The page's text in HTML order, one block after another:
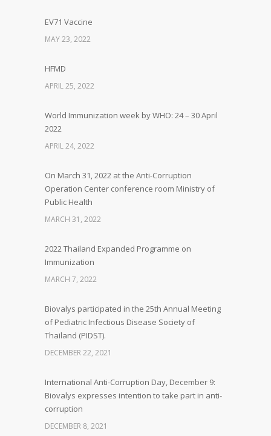
EV71 Vaccine
MAY 23, 2022
HFMD
APRIL 25, 2022
World Immunization week by WHO: 24 – 30 April
2022
APRIL 24, 2022
On March 31, 2022 at the Anti-Corruption
Operation Center conference room Ministry of
Public Health
MARCH 31, 2022
2022 Thailand Expanded Programme on
Immunization
MARCH 7, 2022
Biovalys participated in the 25th Annual Meeting
of Pediatric Infectious Disease Society of
Thailand (PIDST).
DECEMBER 22, 2021
International Anti-Corruption Day, December 9:
Biovalys expresses intention to take part in anti-
corruption
DECEMBER 8, 2021